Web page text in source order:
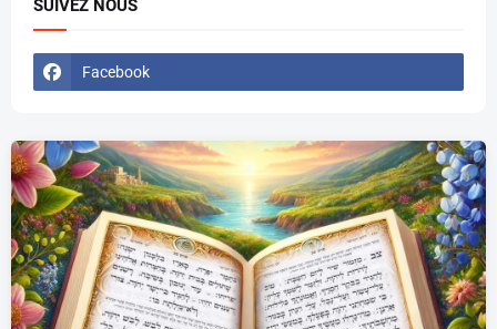
SUIVEZ NOUS
Facebook